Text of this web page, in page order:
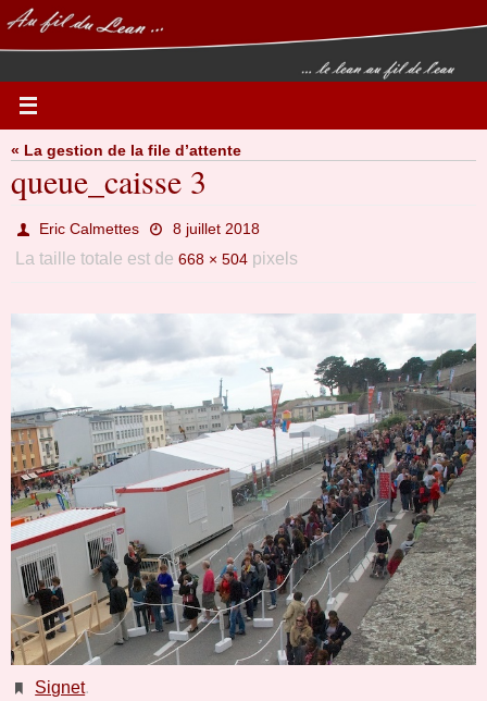
Passer
vers
le
« La gestion de la file d’attente
queue_caisse 3
Eric Calmettes 8 juillet 2018
La taille totale est de 668 × 504 pixels
Signet.